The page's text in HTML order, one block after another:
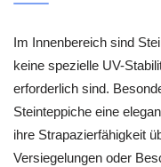
Im Innenbereich sind
keine spezielle UV-
erforderlich sind.
Steinteppiche eine
ihre Strapazierfähigkeit
Versiegelungen oder